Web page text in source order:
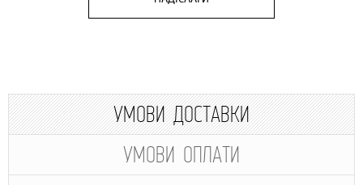
УМОВИ ДОСТАВКИ
УМОВИ ОПЛАТИ